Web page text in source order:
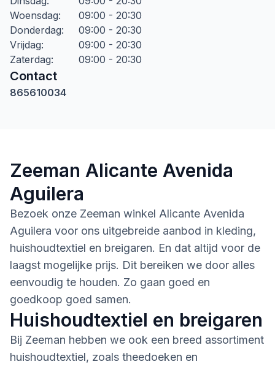
Woensdag:
09:00 - 20:30
Donderdag:
09:00 - 20:30
Vrijdag:
09:00 - 20:30
Zaterdag: 09:00 - 20:30
Contact
865610034
Zeeman Alicante Avenida
Aguilera
Bezoek onze Zeeman winkel Alicante Avenida
Aguilera voor ons uitgebreide aanbod in kleding,
huishoudtextiel en breigaren. En dat altijd voor de
laagst mogelijke prijs. Dit bereiken we door alles
eenvoudig te houden. Zo gaan goed en
goedkoop goed samen.
Huishoudtextiel en breigaren
Bij Zeeman hebben we ook een breed assortiment
huishoudtextiel, zoals theedoeken en